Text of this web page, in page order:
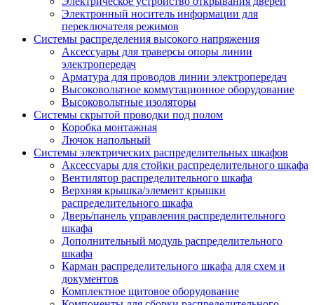
Электронный носитель информации для
переключателя режимов
Системы распределения высокого напряжения
Аксессуары для траверсы опоры линии
электропередач
Арматура для проводов линии электропередач
Высоковольтное коммутационное оборудование
Высоковольтные изоляторы
Системы скрытой проводки под полом
Коробка монтажная
Лючок напольный
Системы электрических распределительных шкафов
Аксессуары для стойки распределительного шкафа
Вентилятор распределительного шкафа
Верхняя крышка/элемент крышки
распределительного шкафа
Дверь/панель управления распределительного
шкафа
Дополнительный модуль распределительного
шкафа
Карман распределительного шкафа для схем и
документов
Комплектное щитовое оборудование